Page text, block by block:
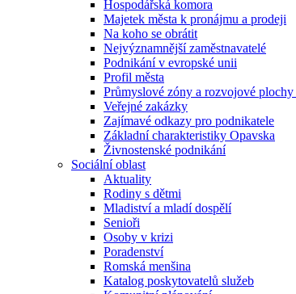
Hospodářská komora
Majetek města k pronájmu a prodeji
Na koho se obrátit
Nejvýznamnější zaměstnavatelé
Podnikání v evropské unii
Profil města
Průmyslové zóny a rozvojové
Veřejné zakázky
Zajímavé odkazy pro podnikatele
Základní charakteristiky Opavska
Živnostenské podnikání
Sociální oblast
Aktuality
Rodiny s dětmi
Mladiství a mladí dospělí
Senioři
Osoby v krizi
Poradenství
Romská menšina
Katalog poskytovatelů služeb